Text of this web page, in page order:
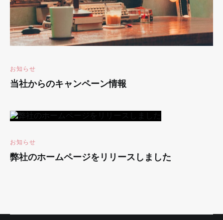
お知らせ
当社からのキャンペーン情報
お知らせ
弊社のホームページをリリースしました